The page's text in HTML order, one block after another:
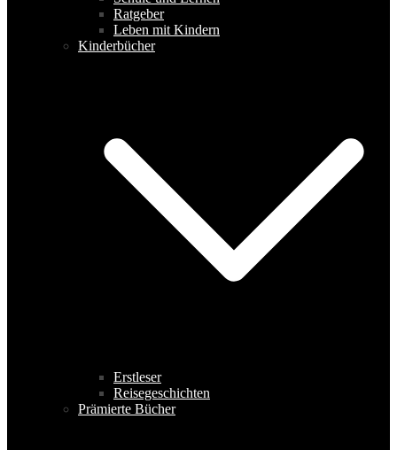
Ratgeber
Leben mit Kindern
Kinderbücher
Erstleser
Reisegeschichten
Prämierte Bücher